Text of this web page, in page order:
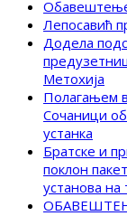
Лепосавић
Додела
Метохија
Полагањем
Сочаници
устанка
Братске и
поклон
установа